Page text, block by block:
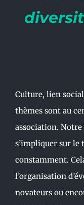
Culture, lien
thèmes sont au
association.
s’impliquer sur
constamment.
l’organisation
novateurs ou